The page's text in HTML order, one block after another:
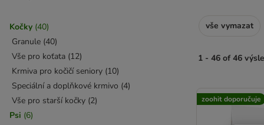
Kočky (40)
Granule (40)
Vše pro koťata (12)
Krmiva pro kočičí seniory (10)
Speciální a doplňkové krmivo (4)
Vše pro starší kočky (2)
Psi (6)
vše vymazat
1 - 46 of 46
zoohit doporučuje